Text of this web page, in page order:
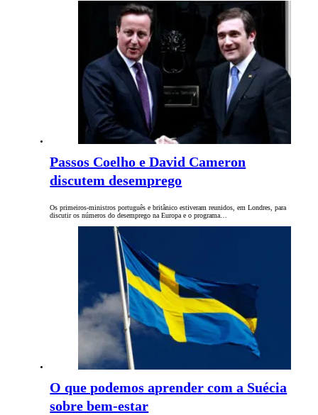
Passos Coelho e David Cameron
discutem desemprego
Os primeiros-ministros português e britânico estiveram reunidos, em Londres, para
discutir os números do desemprego na Europa e o programa…
O que podemos aprender com a Suécia
sobre bem-estar